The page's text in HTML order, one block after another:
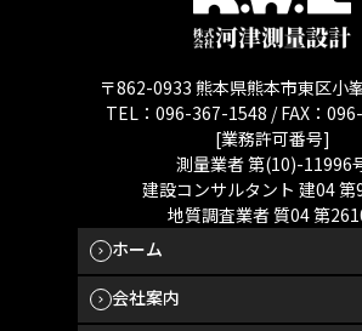
〒862-0933 熊本県熊本市東区小
TEL：096-367-1548 / FAX：
[業務許可番号]
測量業者 第(10)-11996
建設コンサルタント 建04 第
地質調査業者 質04 第
ホーム
会社案内